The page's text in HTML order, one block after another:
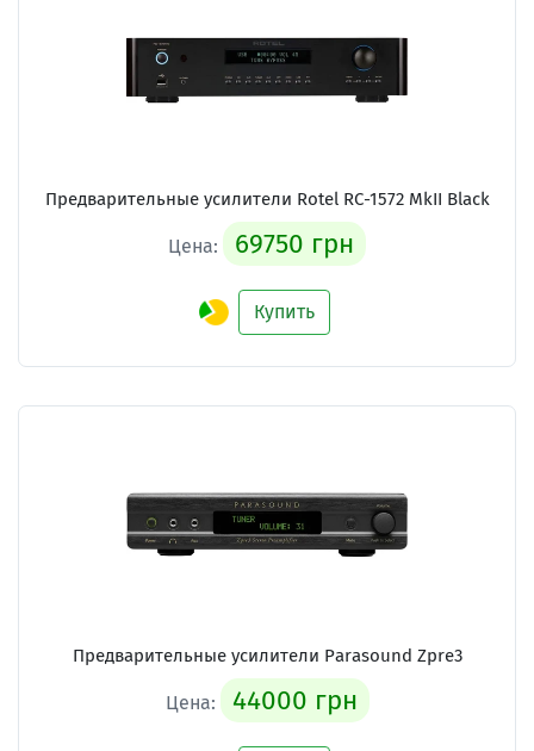
Предварительные усилители Rotel RC-1572 MkII Black
Цена: 69750 грн
Купить
Предварительные усилители Parasound Zpre3
Цена: 44000 грн